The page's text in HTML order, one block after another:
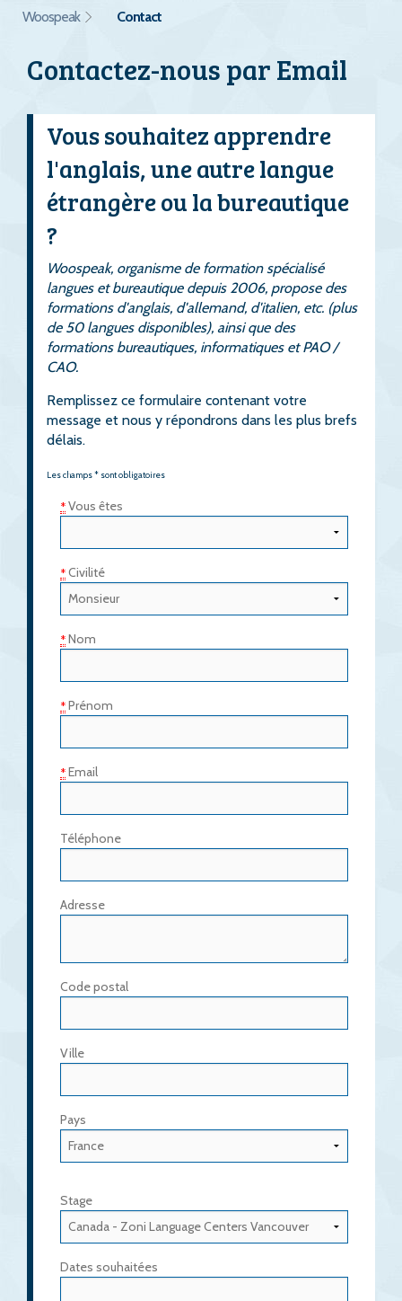
Woospeak Contact
Contactez-nous par Email
Vous souhaitez apprendre
l'anglais, une autre langue
étrangère ou la bureautique
?
Woospeak, organisme de formation spécialisé
langues et bureautique depuis 2006, propose des
formations d'anglais, d'allemand, d'italien, etc. (plus
de 50 langues disponibles), ainsi que des
formations bureautiques, informatiques et PAO /
CAO.
Remplissez ce formulaire contenant votre
message et nous y répondrons dans les plus brefs
délais.
Les champs * sont obligatoires
* Vous êtes
* Civilité
* Nom
* Prénom
* Email
Téléphone
Adresse
Code postal
Ville
Pays
Stage
Dates souhaitées